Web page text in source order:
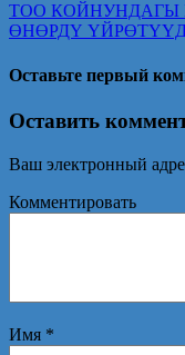
ТОО КОЙНУНДАГЫ
ӨНӨРДҮ
Оставьте первый
Оставить
Ваш электронный
Комментировать
Имя *